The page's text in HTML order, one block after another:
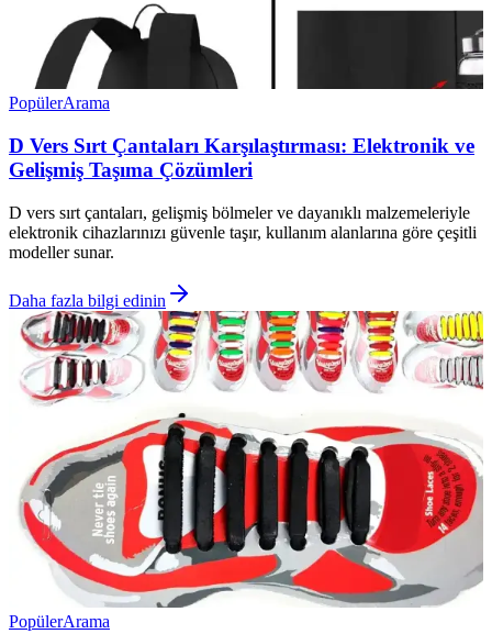
PopülerArama
D Vers Sırt Çantaları Karşılaştırması: Elektronik ve
Gelişmiş Taşıma Çözümleri
D vers sırt çantaları, gelişmiş bölmeler ve dayanıklı malzemeleriyle
elektronik cihazlarınızı güvenle taşır, kullanım alanlarına göre çeşitli
modeller sunar.
Daha fazla bilgi edinin
PopülerArama